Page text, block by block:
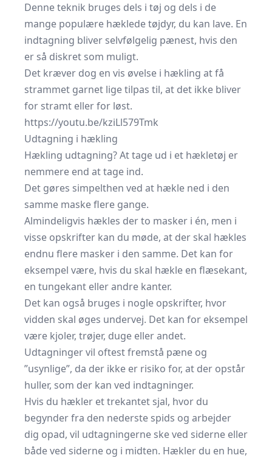
Denne teknik bruges dels i tøj og dels i de
mange populære hæklede tøjdyr, du kan lave. En
indtagning bliver selvfølgelig pænest, hvis den
er så diskret som muligt.
Det kræver dog en vis øvelse i hækling at få
strammet garnet lige tilpas til, at det ikke bliver
for stramt eller for løst.
https://youtu.be/kziLl579Tmk
Udtagning i hækling
Hækling udtagning? At tage ud i et hækletøj er
nemmere end at tage ind.
Det gøres simpelthen ved at hækle ned i den
samme maske flere gange.
Almindeligvis hækles der to masker i én, men i
visse opskrifter kan du møde, at der skal hækles
endnu flere masker i den samme. Det kan for
eksempel være, hvis du skal hækle en flæsekant,
en tungekant eller andre kanter.
Det kan også bruges i nogle opskrifter, hvor
vidden skal øges undervej. Det kan for eksempel
være kjoler, trøjer, duge eller andet.
Udtagninger vil oftest fremstå pæne og
”usynlige”, da der ikke er risiko for, at der opstår
huller, som der kan ved indtagninger.
Hvis du hækler et trekantet sjal, hvor du
begynder fra den nederste spids og arbejder
dig opad, vil udtagningerne ske ved siderne eller
både ved siderne og i midten. Hækler du en hue,